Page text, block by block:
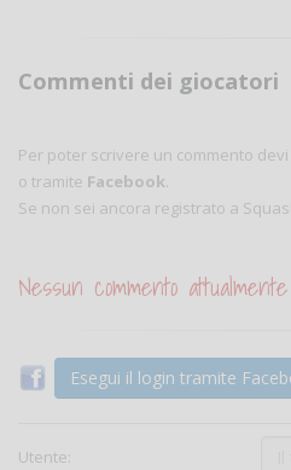
Commenti dei giocatori
Per poter scrivere un commento
o tramite Facebook.
Se non sei ancora registrato a
Nessun commento
Esegui il login tramite
Utente: